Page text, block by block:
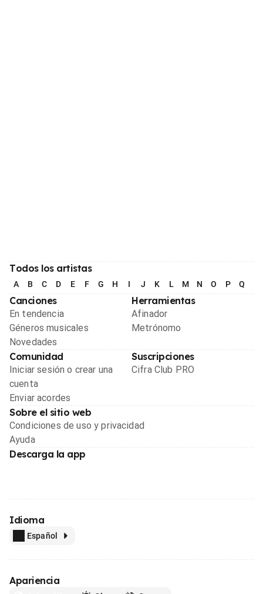
Todos los artistas
A B C D E F G H I J K L M N O P Q
Canciones
En tendencia
Géneros musicales
Novedades
Herramientas
Afinador
Metrónomo
Comunidad
Iniciar sesión o crear una
cuenta
Enviar acordes
Suscripciones
Cifra Club PRO
Sobre el sitio web
Condiciones de uso y privacidad
Ayuda
Descarga la app
Idioma
Español
Apariencia